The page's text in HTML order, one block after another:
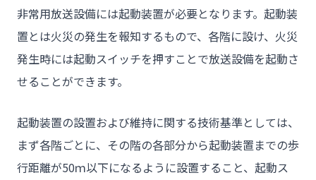
非常用放送設備には起動装置が必要となります。起動装
置とは火災の発生を報知するもので、各階に設け、火災
発生時には起動スイッチを押すことで放送設備を起動さ
せることができます。
起動装置の設置および維持に関する技術基準としては、
まず各階ごとに、その階の各部分から起動装置までの歩
行距離が50ｍ以下になるように設置すること、起動ス